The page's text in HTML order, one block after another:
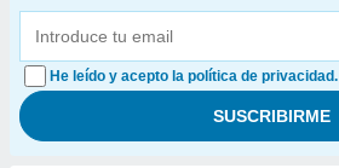
He leído y acepto la política de privacidad.